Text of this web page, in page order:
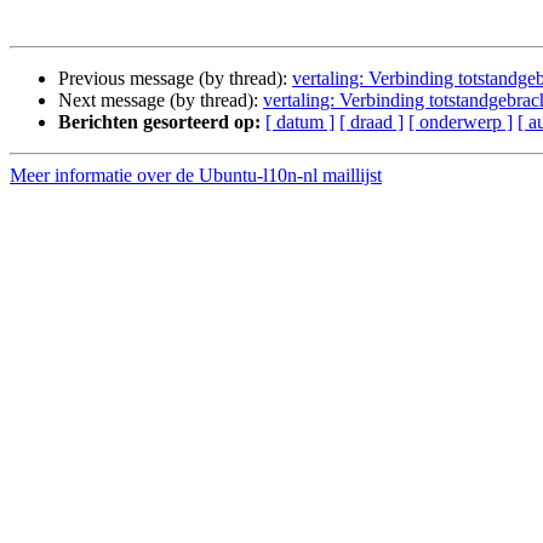
Previous message (by thread): vertaling: Verbinding
Next message (by thread): vertaling: Verbinding
Berichten gesorteerd op: [ datum ] [ draad ] [ onderwerp ] [
Meer informatie over de Ubuntu-l10n-nl maillijst